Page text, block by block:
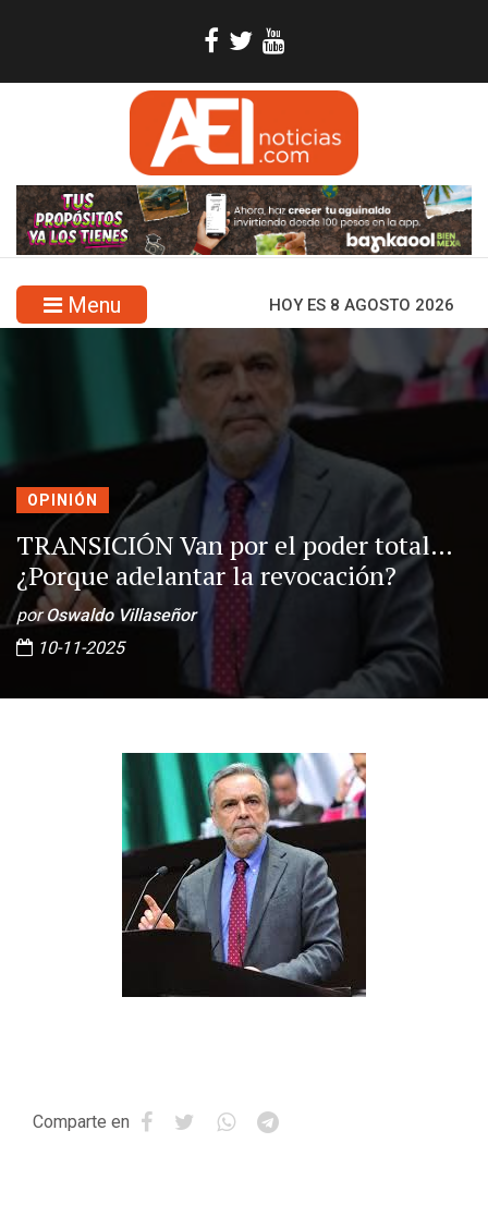
Menu HOY ES 8 AGOSTO 2026
OPINIÓN
TRANSICIÓN Van por el poder total…
¿Porque adelantar la revocación?
porOswaldo Villaseñor
10-11-2025
Comparte en